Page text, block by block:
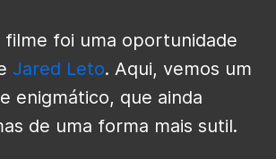
filme foi uma oportunidade
Jared Leto. Aqui, vemos um
enigmático, que ainda
de uma forma mais sutil.